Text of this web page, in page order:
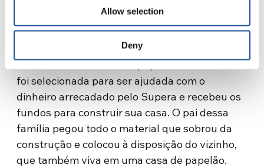
Allow selection
Deny
recebida por essas pessoas?
É um efeito que às vezes nem podemos
imaginar. Por exemplo, havia uma família que
morava em uma casa de papelão. Essa família
foi selecionada para ser ajudada com o
dinheiro arrecadado pelo Supera e recebeu os
fundos para construir sua casa. O pai dessa
família pegou todo o material que sobrou da
construção e colocou à disposição do vizinho,
que também viva em uma casa de papelão.